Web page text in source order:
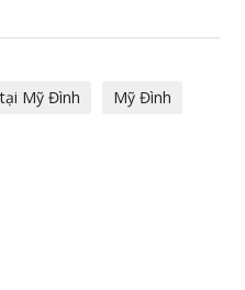
Mỹ Đình Mỹ Đình